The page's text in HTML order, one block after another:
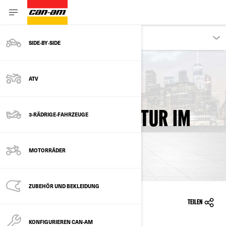
SIDE‑BY‑SIDE
ATV
3-RÄDRIGE-FAHRZEUGE
MOTORRÄDER
ZUBEHÖR UND BEKLEIDUNG
KONFIGURIEREN CAN-AM
ZURÜCK ZU RÜCKRUFINFORMATIONEN
ERHÖHTE TEMPERATUR IM
MOTORRAUM
TEILEN